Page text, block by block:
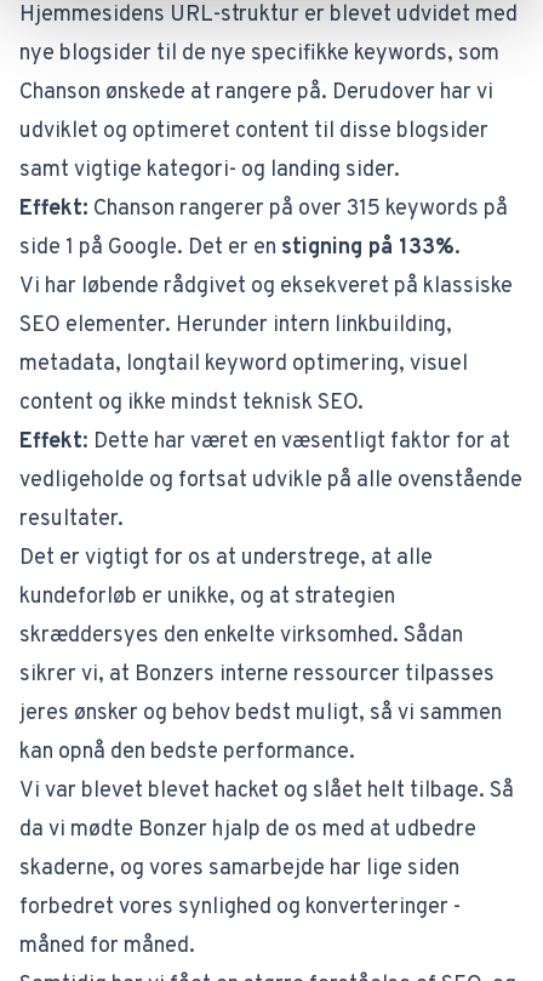
Hjemmesidens URL-struktur er blevet udvidet med
nye blogsider til de nye specifikke keywords, som
Chanson ønskede at rangere på. Derudover har vi
udviklet og optimeret content til disse blogsider
samt vigtige kategori- og landing sider.
Effekt: Chanson rangerer på over 315 keywords på
side 1 på Google. Det er en stigning på 133%.
Vi har løbende rådgivet og eksekveret på klassiske
SEO elementer. Herunder intern linkbuilding,
metadata, longtail keyword optimering, visuel
content og ikke mindst teknisk SEO.
Effekt: Dette har været en væsentligt faktor for at
vedligeholde og fortsat udvikle på alle ovenstående
resultater.
Det er vigtigt for os at understrege, at alle
kundeforløb er unikke, og at strategien
skræddersyes den enkelte virksomhed. Sådan
sikrer vi, at Bonzers interne ressourcer tilpasses
jeres ønsker og behov bedst muligt, så vi sammen
kan opnå den bedste performance.
Vi var blevet blevet hacket og slået helt tilbage. Så
da vi mødte Bonzer hjalp de os med at udbedre
skaderne, og vores samarbejde har lige siden
forbedret vores synlighed og konverteringer -
måned for måned.